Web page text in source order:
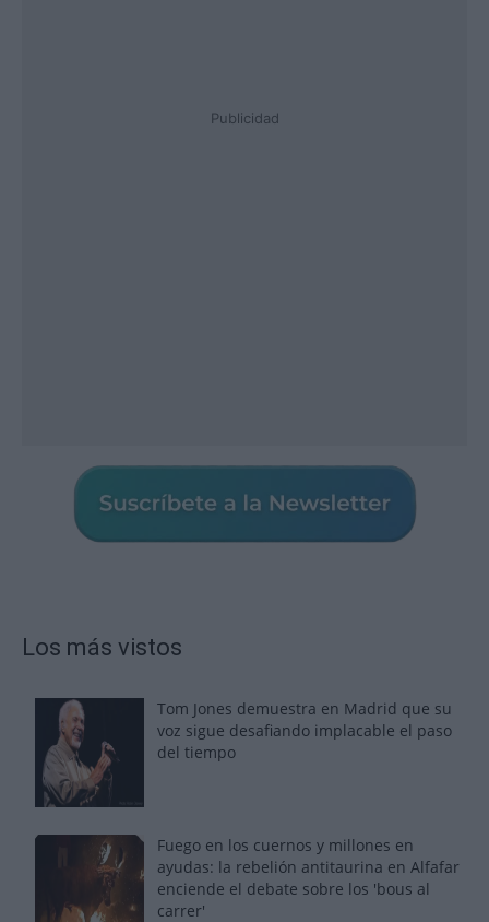
Publicidad
Los más vistos
Tom Jones demuestra en Madrid que su
voz sigue desafiando implacable el paso
del tiempo
Fuego en los cuernos y millones en
ayudas: la rebelión antitaurina en Alfafar
enciende el debate sobre los 'bous al
carrer'